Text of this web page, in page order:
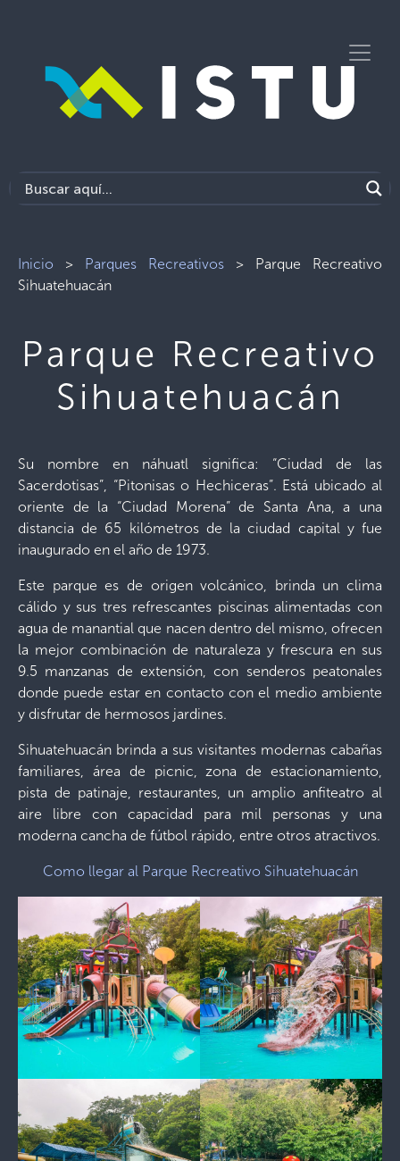
Inicio > Parques Recreativos > Parque Recreativo
Sihuatehuacán
Parque Recreativo
Sihuatehuacán
Su nombre en náhuatl significa: “Ciudad de las
Sacerdotisas”, “Pitonisas o Hechiceras”. Está ubicado al
oriente de la “Ciudad Morena” de Santa Ana, a una
distancia de 65 kilómetros de la ciudad capital y fue
inaugurado en el año de 1973.
Este parque es de origen volcánico, brinda un clima
cálido y sus tres refrescantes piscinas alimentadas con
agua de manantial que nacen dentro del mismo, ofrecen
la mejor combinación de naturaleza y frescura en sus
9.5 manzanas de extensión, con senderos peatonales
donde puede estar en contacto con el medio ambiente
y disfrutar de hermosos jardines.
Sihuatehuacán brinda a sus visitantes modernas cabañas
familiares, área de picnic, zona de estacionamiento,
pista de patinaje, restaurantes, un amplio anfiteatro al
aire libre con capacidad para mil personas y una
moderna cancha de fútbol rápido, entre otros atractivos.
Como llegar al Parque Recreativo Sihuatehuacán